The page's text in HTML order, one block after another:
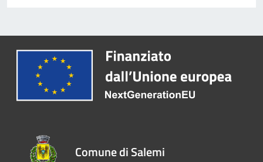
Comune di Salemi